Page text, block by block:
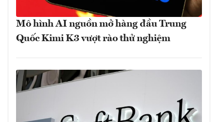
Mô hình AI nguồn mở hàng đầu Trung
Quốc Kimi K3 vượt rào thử nghiệm